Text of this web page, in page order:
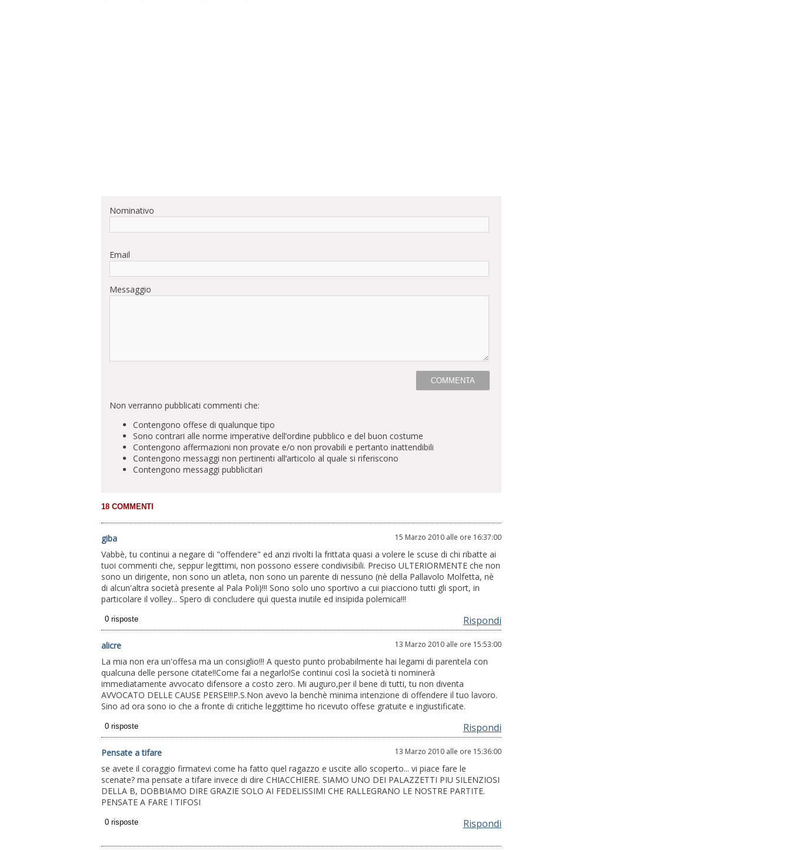
Nominativo
Email
Messaggio
Non verranno pubblicati commenti che:
Contengono offese di qualunque tipo
Sono contrari alle norme imperative dell’ordine pubblico e del buon costume
Contengono affermazioni non provate e/o non provabili e pertanto inattendibili
Contengono messaggi non pertinenti all’articolo al quale si riferiscono
Contengono messaggi pubblicitari
giba 15 Marzo 2010 alle ore 16:37:00
Vabbè, tu continui a negare di "offendere" ed anzi rivolti la frittata quasi a volere le scuse di chi ribatte ai
tuoi commenti che, seppur legittimi, non possono essere condivisibili. Preciso ULTERIORMENTE che non
sono un dirigente, non sono un atleta, non sono un parente di nessuno (nè della Pallavolo Molfetta, nè
di alcun'altra società presente al Pala Poli)!!! Sono solo uno sportivo a cui piacciono tutti gli sport, in
particolare il volley... Spero di concludere quì questa inutile ed insipida polemica!!!
Rispondi
alicre 13 Marzo 2010 alle ore 15:53:00
La mia non era un'offesa ma un consiglio!!! A questo punto probabilmente hai legami di parentela con
qualcuna delle persone citate!!Come fai a negarlo!Se continui così la società ti nominerà
immediatamente avvocato difensore a costo zero. Mi auguro,per il bene di tutti, tu non diventa
AVVOCATO DELLE CAUSE PERSE!!!P.S.Non avevo la benchè minima intenzione di offendere il tuo lavoro.
Sino ad ora sono io che a fronte di critiche leggittime ho ricevuto offese gratuite e ingiustificate.
Rispondi
Pensate a tifare 13 Marzo 2010 alle ore 15:36:00
se avete il coraggio firmatevi come ha fatto quel ragazzo e uscite allo scoperto... vi piace fare le
scenate? ma pensate a tifare invece di dire CHIACCHIERE. SIAMO UNO DEI PALAZZETTI PIU SILENZIOSI
DELLA B, DOBBIAMO DIRE GRAZIE SOLO AI FEDELISSIMI CHE RALLEGRANO LE NOSTRE PARTITE.
PENSATE A FARE I TIFOSI
Rispondi